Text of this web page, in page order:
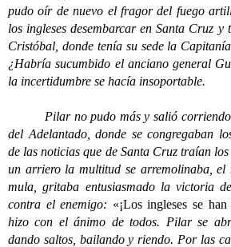
pudo oír de nuevo el fragor del fuego
los ingleses desembarcar en Santa Cruz
Cristóbal, donde tenía su sede la
¿Habría sucumbido el anciano general
la incertidumbre se hacía insoportable.
Pilar no pudo más y salió corriendo
del Adelantado, donde se congregaban
de las noticias que de Santa Cruz traían
un arriero la multitud se arremolinaba, el
mula, gritaba entusiasmado la victoria
contra el enemigo: «¡Los ingleses se
hizo con el ánimo de todos. Pilar se
dando saltos, bailando y riendo. Por las